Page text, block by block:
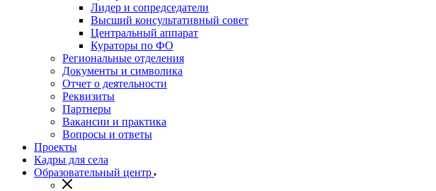
Лидер и сопредседатели
Высший консультативный совет
Центральный аппарат
Кураторы по ФО
Региональные отделения
Документы и символика
Отчет о деятельности
Реквизиты
Партнеры
Вакансии и практика
Вопросы и ответы
Проекты
Кадры для села
Образовательный центр